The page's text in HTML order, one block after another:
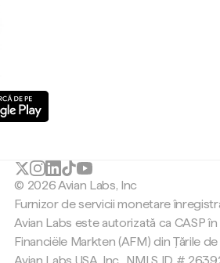
© 2026 Avian Labs, Inc
Furnizor de servicii monetare
Avian Labs este autorizată ca CASP
Financiële Markten (AFM) din Țările